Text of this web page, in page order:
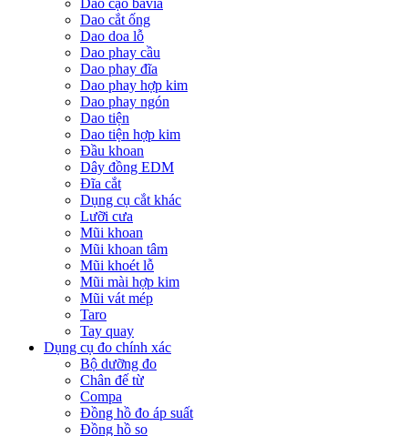
Dao cạo bavia
Dao cắt ống
Dao doa lỗ
Dao phay cầu
Dao phay đĩa
Dao phay hợp kim
Dao phay ngón
Dao tiện
Dao tiện hợp kim
Đầu khoan
Dây đồng EDM
Đĩa cắt
Dụng cụ cắt khác
Lưỡi cưa
Mũi khoan
Mũi khoan tâm
Mũi khoét lỗ
Mũi mài hợp kim
Mũi vát mép
Taro
Tay quay
Dụng cụ đo chính xác
Bộ dưỡng đo
Chân đế từ
Compa
Đồng hồ đo áp suất
Đồng hồ so